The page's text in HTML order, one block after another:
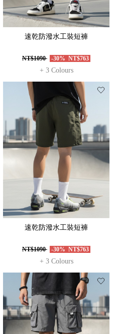
速乾防潑水工裝短褲
NT$1090 -30% NT$763
+ 3 Colours
速乾防潑水工裝短褲
NT$1090 -30% NT$763
+ 3 Colours